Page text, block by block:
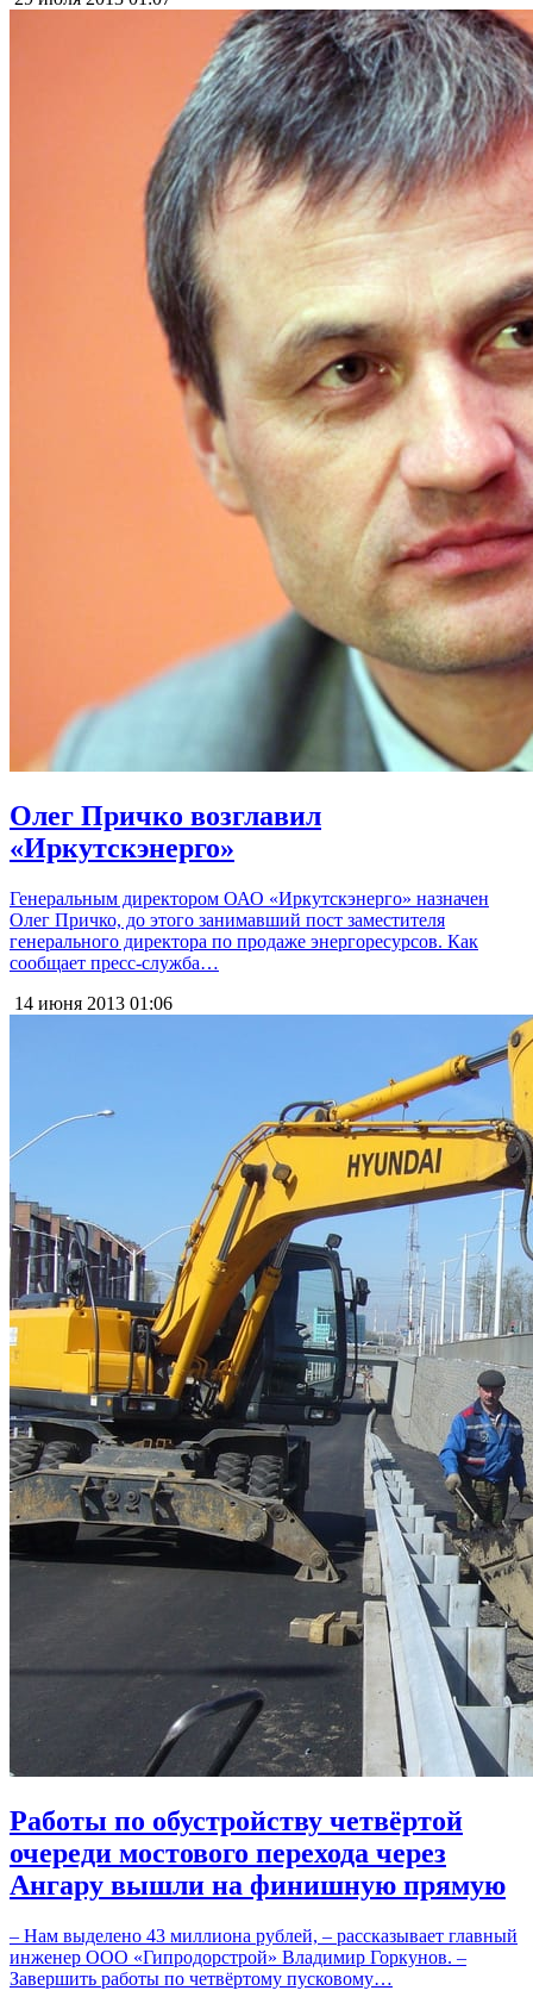
Олег Причко возглавил
«Иркутскэнерго»
Генеральным директором ОАО «Иркутскэнерго» назначен
Олег Причко, до этого занимавший пост заместителя
генерального директора по продаже энергоресурсов. Как
сообщает пресс-служба…
14 июня 2013 01:06
Работы по обустройству четвёртой
очереди мостового перехода через
Ангару вышли на финишную прямую
– Нам выделено 43 миллиона рублей, – рассказывает главный
инженер ООО «Гипродорстрой» Владимир Горкунов. –
Завершить работы по четвёртому пусковому…